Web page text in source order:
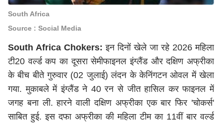
South Africa
Source : Social Media
South Africa Chokers: इन दिनों खेले जा रहे 2026 महिला
टी20 वर्ल्ड कप का दूसरा सेमीफाइनल इंग्लैंड और दक्षिण अफ्रीका
के बीच बीते गुरुवार (02 जुलाई) लंदन के केनिंगटन ओवल में खेला
गया. मुकाबले में इंग्लैंड ने 40 रन से जीत हासिल कर फाइनल में
जगह बना ली. हारने वाली दक्षिण अफ्रीका एक बार फिर 'चोकर्स'
साबित हुई. इस दफा अफ्रीका की महिला टीम का 11वीं बार वर्ल्ड